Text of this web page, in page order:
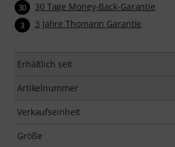
30 30 Tage Money-Back-Garantie
3 3 Jahre Thomann Garantie
Erhältlich seit
Artikelnummer
Verkaufseinheit
Größe